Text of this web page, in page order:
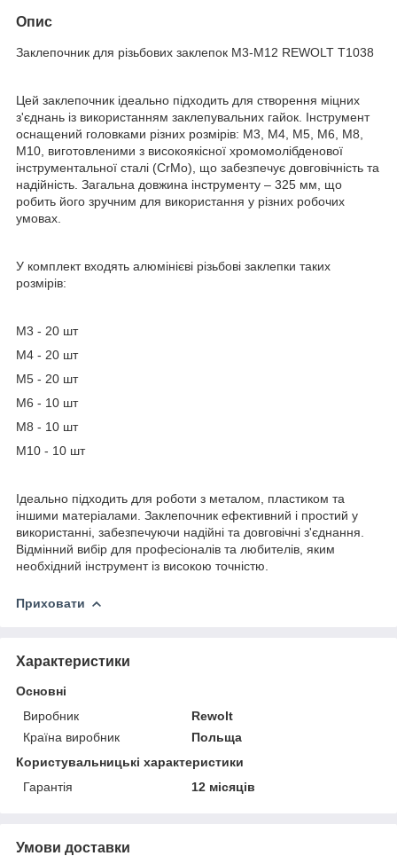
Опис
Заклепочник для різьбових заклепок М3-М12 REWOLT T1038
Цей заклепочник ідеально підходить для створення міцних
з'єднань із використанням заклепувальних гайок. Інструмент
оснащений головками різних розмірів: M3, M4, M5, M6, M8,
M10, виготовленими з високоякісної хромомолібденової
інструментальної сталі (CrMo), що забезпечує довговічність та
надійність. Загальна довжина інструменту – 325 мм, що
робить його зручним для використання у різних робочих
умовах.
У комплект входять алюмінієві різьбові заклепки таких
розмірів:
M3 - 20 шт
M4 - 20 шт
M5 - 20 шт
M6 - 10 шт
M8 - 10 шт
M10 - 10 шт
Ідеально підходить для роботи з металом, пластиком та
іншими матеріалами. Заклепочник ефективний і простий у
використанні, забезпечуючи надійні та довговічні з'єднання.
Відмінний вибір для професіоналів та любителів, яким
необхідний інструмент із високою точністю.
Приховати
Характеристики
Основні
Виробник
Rewolt
Країна виробник
Польща
Користувальницькі характеристики
Гарантія
12 місяців
Умови доставки